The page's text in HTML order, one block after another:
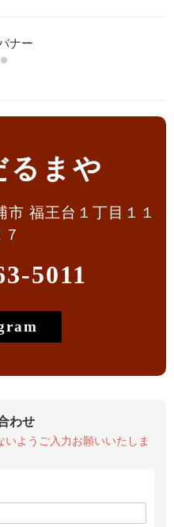
るまや
市 福王台１丁目１１
７
5011
わせ
ようご入力お願いいたしま